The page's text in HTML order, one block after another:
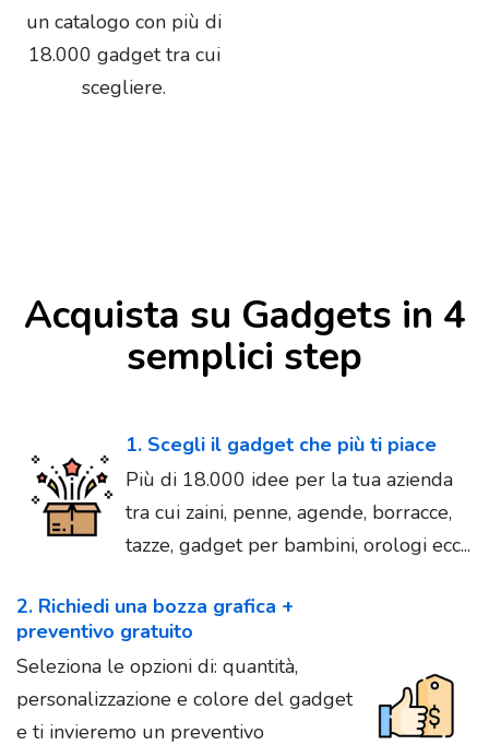
un catalogo con più di
18.000 gadget tra cui
scegliere.
Acquista su Gadgets in 4
semplici step
1. Scegli il gadget che più ti piace
Più di 18.000 idee per la tua azienda
tra cui zaini, penne, agende, borracce,
tazze, gadget per bambini, orologi ecc...
2. Richiedi una bozza grafica +
preventivo gratuito
Seleziona le opzioni di: quantità,
personalizzazione e colore del gadget
e ti invieremo un preventivo